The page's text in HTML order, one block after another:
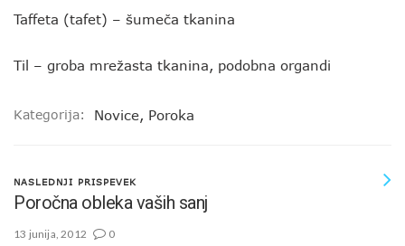
Taffeta (tafet) – šumeča tkanina
Til – groba mrežasta tkanina, podobna organdi
Kategorija: Novice, Poroka
NASLEDNJI PRISPEVEK
Poročna obleka vaših sanj
13 junija, 2012 0